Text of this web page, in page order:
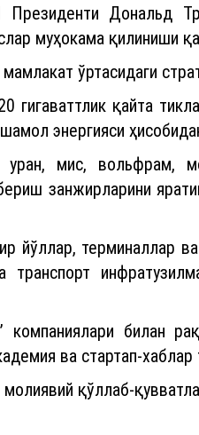
Дональд
муҳокама қилиниши
ўртасидаги
қайта
энергияси
мис, вольфрам,
занжирларини
йўллар, терминаллар
транспорт
компаниялари билан
ва стартап-
молиявий қўллаб-